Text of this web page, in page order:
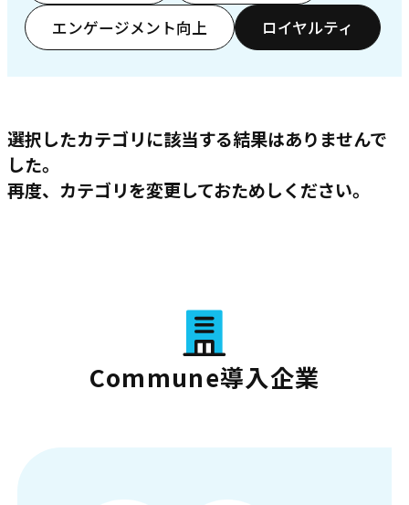
エンゲージメント向上 ロイヤルティ
選択したカテゴリに該当する結果はありませんで
した。
再度、カテゴリを変更しておためしください。
Commune導入企業